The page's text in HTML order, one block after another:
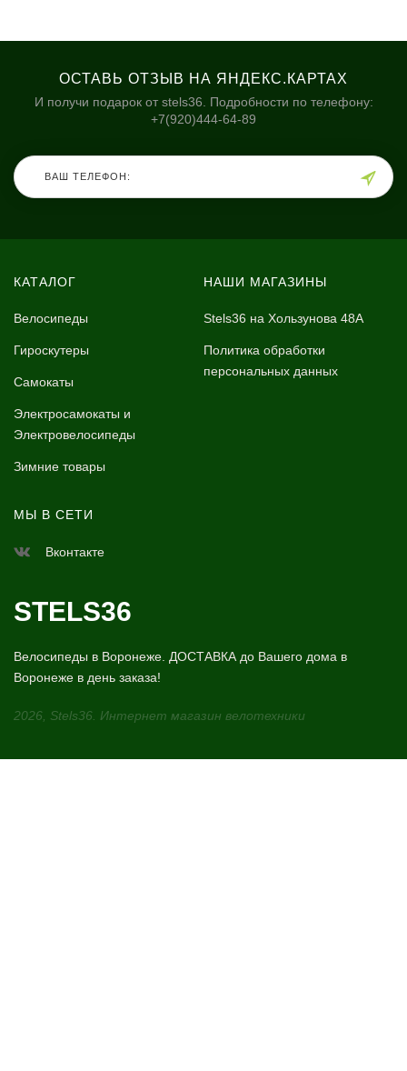
ОСТАВЬ ОТЗЫВ НА ЯНДЕКС.КАРТАХ
И получи подарок от stels36. Подробности по телефону:
+7(920)444-64-89
КАТАЛОГ
Велосипеды
Гироскутеры
Самокаты
Электросамокаты и
Электровелосипеды
Зимние товары
НАШИ МАГАЗИНЫ
Stels36 на Хользунова 48А
Политика обработки
персональных данных
МЫ В СЕТИ
Вконтакте
STELS36
Велосипеды в Воронеже. ДОСТАВКА до Вашего дома в
Воронеже в день заказа!
2026, Stels36. Интернет магазин велотехники